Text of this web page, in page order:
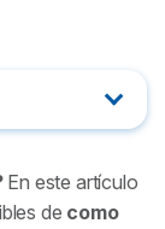
teléfono?
En este artículo
de como